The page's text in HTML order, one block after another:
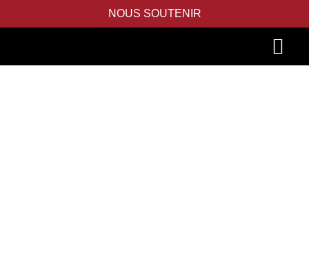
NOUS SOUTENIR